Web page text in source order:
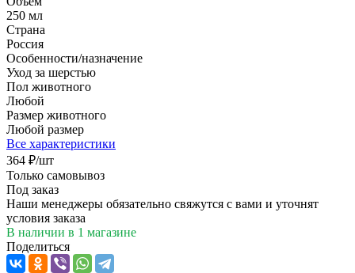
250 мл
Страна
Россия
Особенности/назначение
Уход за шерстью
Пол животного
Любой
Размер животного
Любой размер
Все характеристики
364 ₽/шт
Только самовывоз
Под заказ
Наши менеджеры обязательно свяжутся с вами и уточнят
условия заказа
В наличии в 1 магазине
Поделиться